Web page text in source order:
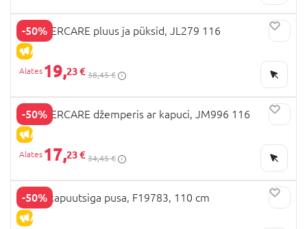
-50%
ALLAHINDLUS
MOTHERCARE pluus ja püksid, JL279 116
19,23 € 38,45 €
-50%
ALLAHINDLUS
MOTHERCARE džemperis ar kapuci, JM996 116
17,23 € 34,45 €
-50%
ALLAHINDLUS
NEXT kapuutsiga pusa, F19783, 110 cm